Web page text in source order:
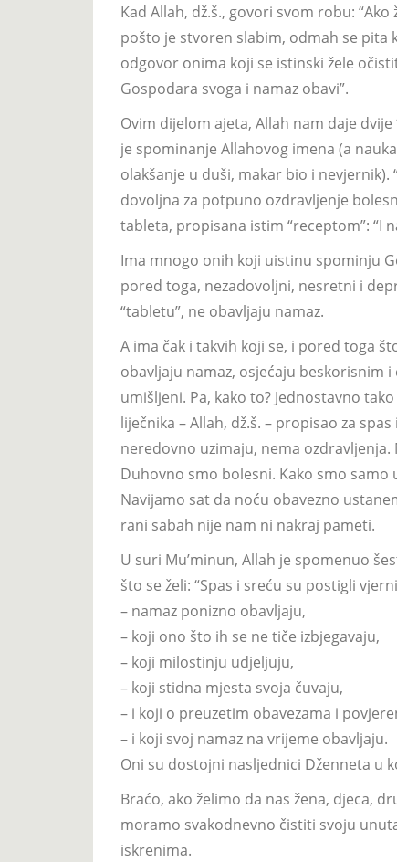
Kad Allah, dž.š., govori svom robu:
pošto je stvoren slabim, odmah se pita
odgovor onima koji se istinski žele
Gospodara svoga i namaz obavi”.
Ovim dijelom ajeta, Allah nam daje
je spominanje Allahovog imena (a
olakšanje u duši, makar bio i nevjernik).
dovoljna za potpuno ozdravljenje
tableta, propisana istim “receptom”: “I
Ima mnogo onih koji uistinu spominju
pored toga, nezadovoljni, nesretni i
“tabletu”, ne obavljaju namaz.
A ima čak i takvih koji se, i pored toga
obavljaju namaz, osjećaju beskorisnim
umišljeni. Pa, kako to? Jednostavno
liječnika – Allah, dž.š. – propisao za
neredovno uzimaju, nema
Duhovno smo bolesni. Kako smo
Navijamo sat da noću obavezno
rani sabah nije nam ni nakraj pameti.
U suri Mu’minun, Allah je spomenuo
što se želi: “Spas i sreću su postigli
– namaz ponizno obavljaju,
– koji ono što ih se ne tiče izbjegavaju,
– koji milostinju udjeljuju,
– koji stidna mjesta svoja čuvaju,
– i koji o preuzetim obavezama i
– i koji svoj namaz na vrijeme obavljaju.
Oni su dostojni nasljednici Dženneta u
Braćo, ako želimo da nas žena, djeca,
moramo svakodnevno čistiti svoju
iskrenima.